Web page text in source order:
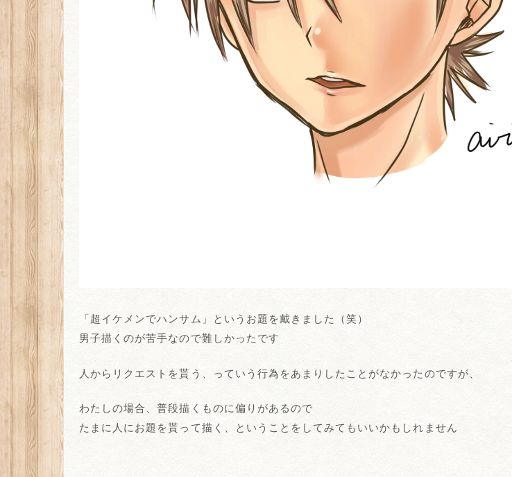
「超イケメンでハンサム」というお題を戴きました（笑）
男子描くのが苦手なので難しかったです
人からリクエストを貰う、っていう行為をあまりしたことがなかったのですが、
わたしの場合、普段描くものに偏りがあるので
たまに人にお題を貰って描く、ということをしてみてもいいかもしれません